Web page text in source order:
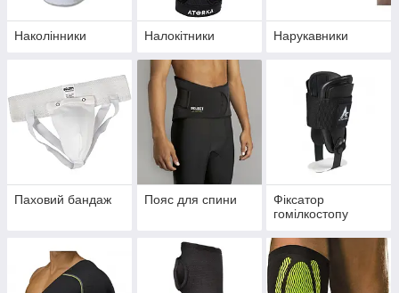
Наколінники Налокітники Нарукавники
Паховий бандаж Пояс для спини
Фіксатор
гомілкостопу